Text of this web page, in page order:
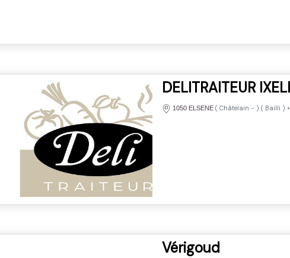
DELITRAITEUR
1050 ELSENE ( Châtelain - ) ( Bailli ) •
Vérigoud